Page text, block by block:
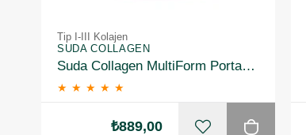
Tip I-III Kolajen
SUDA COLLAGEN
Suda Collagen MultiForm Portakal Aromalı Takviye Edici Gıda 360 g
★ ★ ★ ★ ★
₺889,00